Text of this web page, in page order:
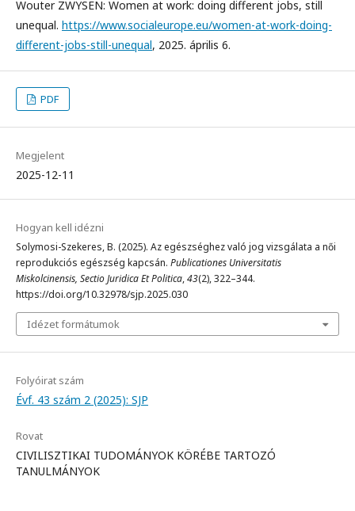
Wouter ZWYSEN: Women at work: doing different jobs, still
unequal. https://www.socialeurope.eu/women-at-work-doing-
different-jobs-still-unequal, 2025. április 6.
PDF
Megjelent
2025-12-11
Hogyan kell idézni
Solymosi-Szekeres, B. (2025). Az egészséghez való jog vizsgálata a női
reprodukciós egészség kapcsán. Publicationes Universitatis
Miskolcinensis, Sectio Juridica Et Politica,43(2), 322–344.
https://doi.org/10.32978/sjp.2025.030
Idézet formátumok
Folyóirat szám
Évf. 43 szám 2 (2025): SJP
Rovat
CIVILISZTIKAI TUDOMÁNYOK KÖRÉBE TARTOZÓ
TANULMÁNYOK